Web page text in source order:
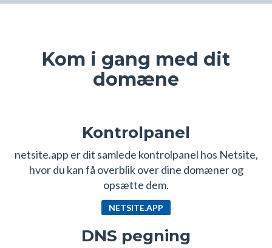
Kom i gang med dit
domæne
Kontrolpanel
netsite.app er dit samlede kontrolpanel hos Netsite,
hvor du kan få overblik over dine domæner og
opsætte dem.
NETSITE.APP
DNS pegning